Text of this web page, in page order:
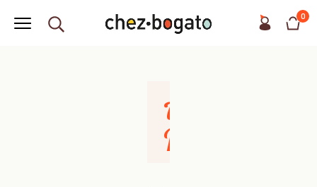
0
Ateliers
Kids